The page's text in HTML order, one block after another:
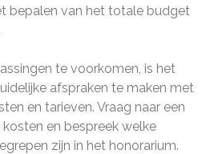
bepalen van het totale budget
te voorkomen, is het
afspraken te maken met
en tarieven. Vraag naar een
en bespreek welke
zijn in het honorarium.